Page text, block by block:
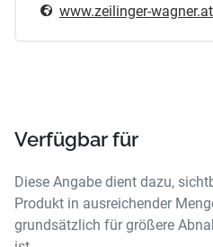
www.zeilinger-wagner.at
Verfügbar für
Diese Angabe dient dazu,
Produkt in ausreichender
grundsätzlich für größere